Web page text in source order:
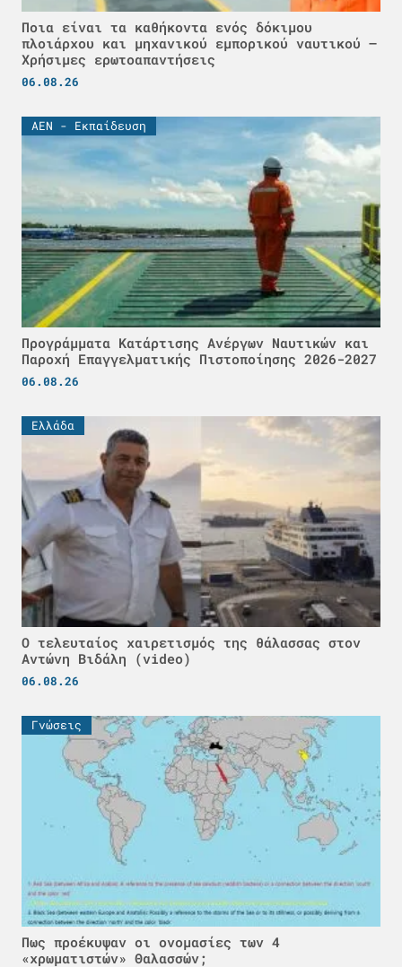
Ποια είναι τα καθήκοντα ενός δόκιμου
πλοιάρχου και μηχανικού εμπορικού ναυτικού –
Χρήσιμες ερωτοαπαντήσεις
06.08.26
ΑΕΝ - Εκπαίδευση
Προγράμματα Κατάρτισης Ανέργων Ναυτικών και
Παροχή Επαγγελματικής Πιστοποίησης 2026-2027
06.08.26
Ελλάδα
Ο τελευταίος χαιρετισμός της θάλασσας στον
Αντώνη Βιδάλη (video)
06.08.26
Γνώσεις
Πως προέκυψαν οι ονομασίες των 4
«χρωματιστών» Θαλασσών;